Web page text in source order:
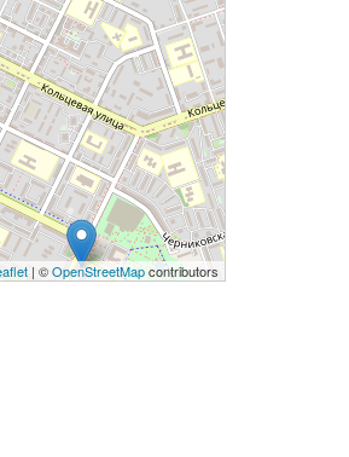
| ©OpenStreetMapcontributors